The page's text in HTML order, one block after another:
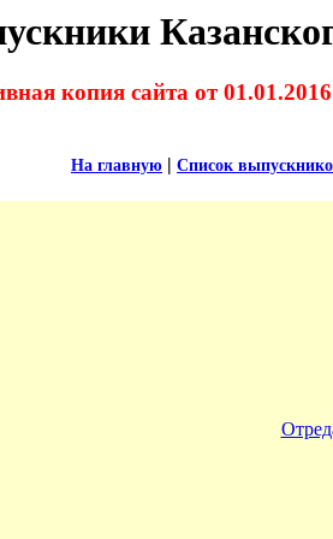
копия сайта от
На главную | Список